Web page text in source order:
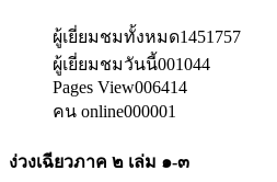
ผู้เยี่ยมชมทั้งหมด1451757
ผู้เยี่ยมชมวันนี้001044
Pages View006414
คน online000001
ง่วงเฉียวภาค ๒ เล่ม ๑-๓